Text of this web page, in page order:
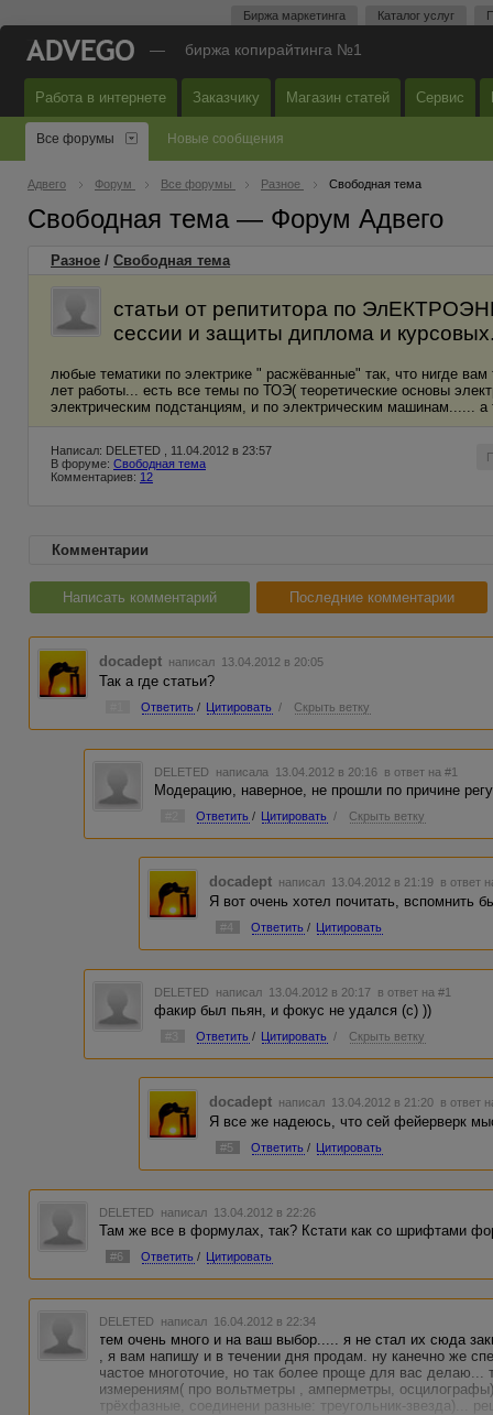
Биржа маркетинга Каталог услуг
— биржа копирайтинга №1
Работа в интернете Заказчику Магазин статей Сервис
Все форумы Новые сообщения
Адвего Форум Все форумы Разное Свободная тема
Свободная тема — Форум Адвего
Разное / Свободная тема
статьи от репититора по
сессии и защиты диплома и
любые тематики по электрике " расжёванные" так, что нигде
лет работы... есть все темы по ТОЭ( теоретические основы
электрическим подстанциям, и по электрическим машинам......
Написал: DELETED , 11.04.2012 в 23:57
В форуме: Свободная тема
Комментариев: 12
Комментарии
Написать комментарий Последние комментарии
docadept написал 13.04.2012 в 20:05
Так а где статьи?
Ответить / Цитировать / Скрыть ветку
DELETED написала 13.04.2012 в 20:16 в ответ на #1
Модерацию, наверное, не прошли по причине
Ответить / Цитировать / Скрыть ветку
docadept написал 13.04.2012 в 21:19 в ответ
Я вот очень хотел почитать, вспомнить
#4 Ответить / Цитировать
DELETED написал 13.04.2012 в 20:17 в ответ на #1
факир был пьян, и фокус не удался (с) ))
Ответить / Цитировать / Скрыть ветку
docadept написал 13.04.2012 в 21:20 в ответ
Я все же надеюсь, что сей фейерверк
#5 Ответить / Цитировать
DELETED написал 13.04.2012 в 22:26
Там же все в формулах, так? Кстати как со шрифтами
#6 Ответить / Цитировать
DELETED написал 16.04.2012 в 22:34
тем очень много и на ваш выбор..... я не стал их сюда
, я вам напишу и в течении дня продам. ну канечно же
частое многоточие, но так более проще для вас делаю...
измерениям( про вольтметры , амперметры,
трёхфазные, соединени разные: треугольник-звезда)...